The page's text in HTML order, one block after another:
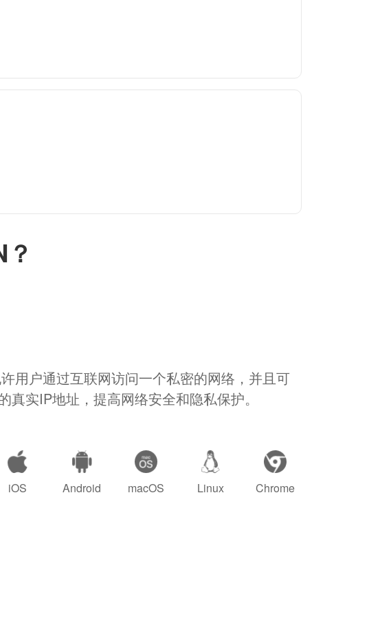
用户通过互联网访问一个私密的网络，并且可
真实IP地址，提高网络安全和隐私保护。
iOS Android macOS Linux Chrome